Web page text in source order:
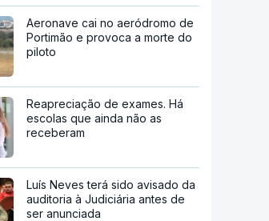
Aeronave cai no aeródromo de
Portimão e provoca a morte do
piloto
Reapreciação de exames. Há
escolas que ainda não as
receberam
Luís Neves terá sido avisado da
auditoria à Judiciária antes de
ser anunciada